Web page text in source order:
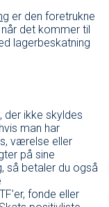
er den foretrukne
det kommer til
lagerbeskatning
ikke skyldes
man har
værelse eller
på sine
så betaler du også
fonde eller